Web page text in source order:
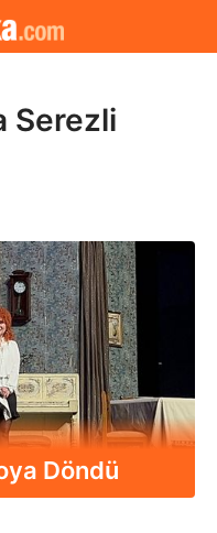
Serezli
Döndü